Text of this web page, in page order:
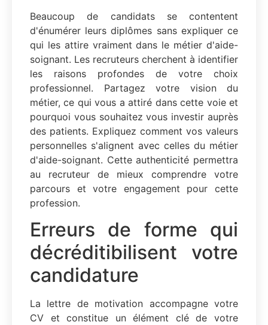
Beaucoup de candidats se contentent
d'énumérer leurs diplômes sans expliquer ce
qui les attire vraiment dans le métier d'aide-
soignant. Les recruteurs cherchent à identifier
les raisons profondes de votre choix
professionnel. Partagez votre vision du
métier, ce qui vous a attiré dans cette voie et
pourquoi vous souhaitez vous investir auprès
des patients. Expliquez comment vos valeurs
personnelles s'alignent avec celles du métier
d'aide-soignant. Cette authenticité permettra
au recruteur de mieux comprendre votre
parcours et votre engagement pour cette
profession.
Erreurs de forme qui
décréditibilisent votre
candidature
La lettre de motivation accompagne votre
CV et constitue un élément clé de votre